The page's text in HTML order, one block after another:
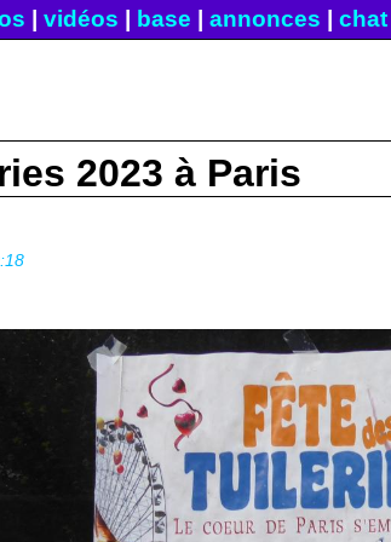
vidéos base annonces chat|
2023 à Paris